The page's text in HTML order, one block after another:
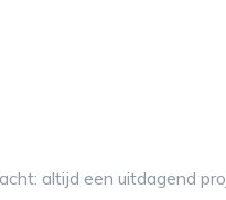
altijd een uitdagend